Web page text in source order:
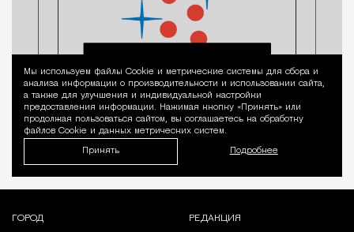
Уведомление
Мы используем файлы Сookie и метрические системы для сбора и
анализа информации о производительности и использовании сайта,
а также для улучшения и индивидуальной настройки
предоставления информации. Нажимая кнопку «Принять» или
продолжая пользоваться сайтом, вы соглашаетесь на обработку
файлов Cookie и данных метрических систем.
Принять Подробнее
ГОРОД РЕДАКЦИЯ